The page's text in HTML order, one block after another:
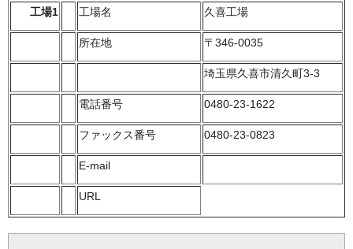
工場1 工場名 久喜工場
所在地 〒346-0035
埼玉県久喜市清久町3-3
電話番号 0480-23-1622
ファックス番号 0480-23-0823
E-mail
URL